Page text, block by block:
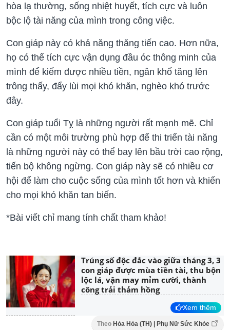
hòa lạ thường, sống nhiệt huyết, tích cực và luôn
bộc lộ tài năng của mình trong công việc.
Con giáp này có khả năng thăng tiến cao. Hơn nữa,
họ có thể tích cực vận dụng đầu óc thông minh của
mình để kiếm được nhiều tiền, ngân khố tăng lên
trông thấy, đẩy lùi mọi khó khăn, nghèo khó trước
đây.
Con giáp tuổi Tỵ là những người rất mạnh mẽ. Chỉ
cần có một môi trường phù hợp để thi triển tài năng
là những người này có thể bay lên bầu trời cao rộng,
tiến bộ không ngừng. Con giáp này sẽ có nhiều cơ
hội để làm cho cuộc sống của mình tốt hơn và khiến
cho mọi khó khăn tan biến.
*Bài viết chỉ mang tính chất tham khảo!
Trúng số độc đắc vào giữa tháng 3, 3
con giáp được mùa tiền tài, thu bộn
lộc lá, vận may mỉm cười, thành
công trải thảm hồng
Xem thêm
Theo Hỏa Hỏa (TH) | Phụ Nữ Sức Khỏe